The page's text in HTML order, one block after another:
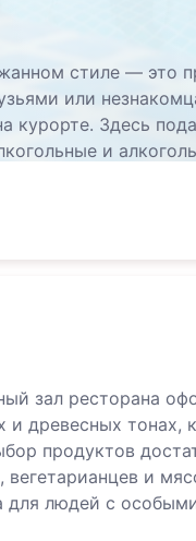
стиле — это
или
курорте. Здесь
и
зал ресторана
и древесных тонах,
продуктов
вегетарианцев и
для людей с